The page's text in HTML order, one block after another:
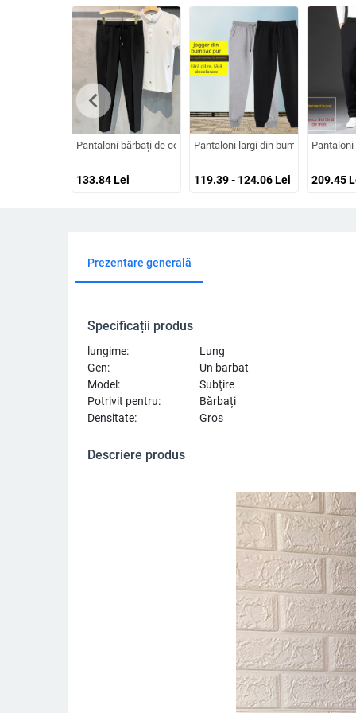
Pantaloni bărbați de costum, stil business ușor, drept, talie
133.84Lei
Pantaloni largi din bumbac (95%
119.39 - 124.06Lei 209.45
chevron_left
Prezentare generală
Specificații produs
lungime:
Lung
Gen:
Un barbat
Model:
Subţire
Potrivit pentru:
Bărbați
Densitate:
Gros
Descriere produs